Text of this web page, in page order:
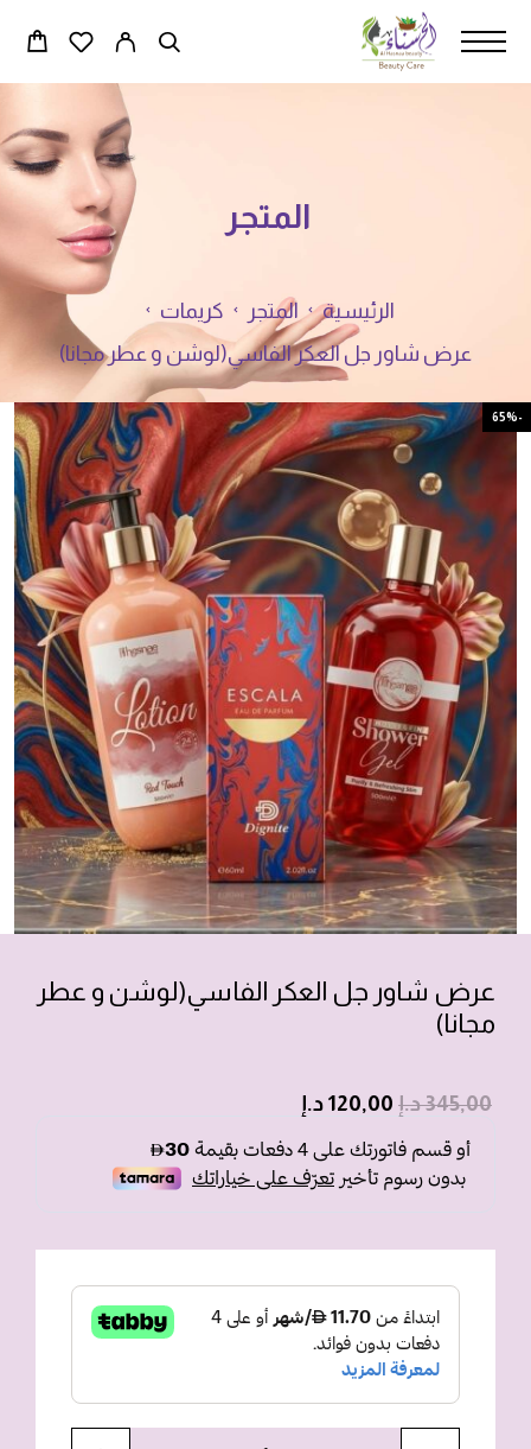
المتجر
الرئيسية المتجر
كريمات
عرض شاور جل العكر الفاسي(لوشن و عطر مجانا)
-65%
عرض شاور جل العكر الفاسي(لوشن و عطر
مجانا)
345,00د.إ 120,00 د.إ